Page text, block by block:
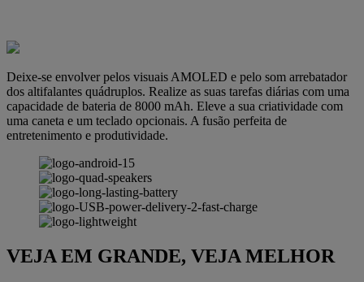
Deixe-se envolver pelos visuais AMOLED e pelo som arrebatador
dos altifalantes quádruplos. Realize as suas tarefas diárias com uma
capacidade de bateria de 8000 mAh. Eleve a sua criatividade com
uma caneta e um teclado opcionais. A fusão perfeita de
entretenimento e produtividade.
VEJA EM GRANDE, VEJA MELHOR